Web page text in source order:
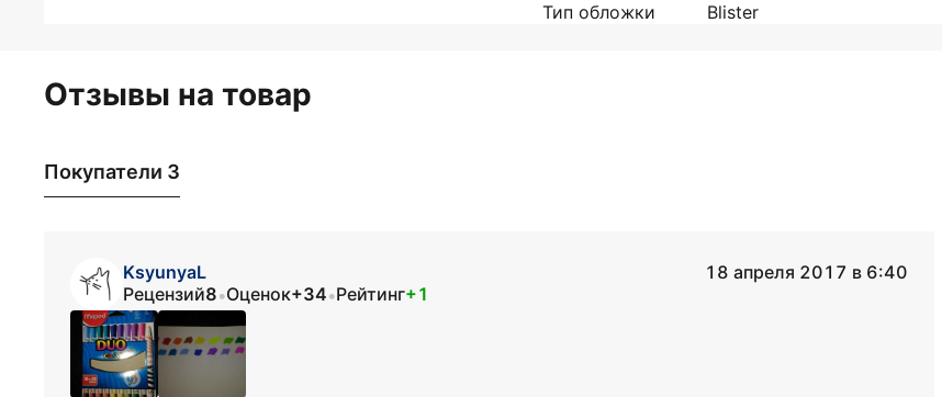
Тип обложки
Blister
Отзывы на товар
Покупатели 3
KsyunyaL
18 апреля 2017 в 6:40
Рецензий8•Оценок+34•Рейтинг+1